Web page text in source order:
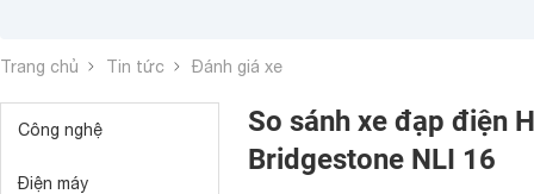
Trang chủ Tin tức Đánh giá xe
Công nghệ
Điện máy
So sánh xe đạp điện
Bridgestone NLI 16